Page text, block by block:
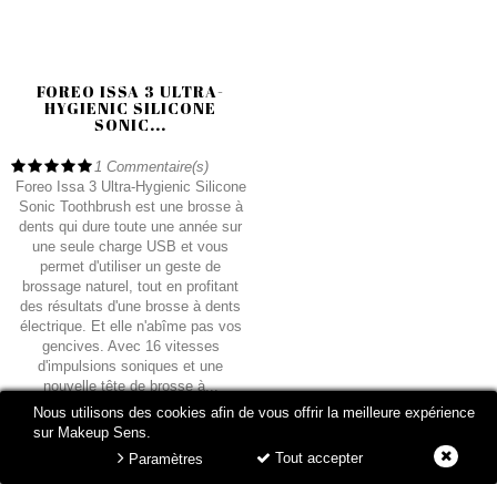
Nous utilisons des cookies afin de vous offrir la meilleure expérience
sur Makeup Sens.
Tout accepter
Paramètres
FOREO ISSA 3 ULTRA-
HYGIENIC SILICONE
SONIC...
1 Commentaire(s)
Foreo Issa 3 Ultra-Hygienic Silicone
Sonic Toothbrush est une brosse à
dents qui dure toute une année sur
une seule charge USB et vous
permet d'utiliser un geste de
brossage naturel, tout en profitant
des résultats d'une brosse à dents
électrique. Et elle n'abîme pas vos
gencives. Avec 16 vitesses
d'impulsions soniques et une
nouvelle tête de brosse à...
190,00 €